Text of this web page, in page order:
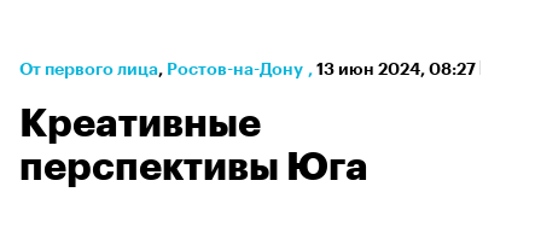
От первого лица⁠, Ростов-на-Дону , 13 июн 2024, 08:27
Креативные
перспективы Юга